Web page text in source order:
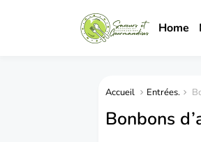
Home
Accueil Entrées.
Bonbons